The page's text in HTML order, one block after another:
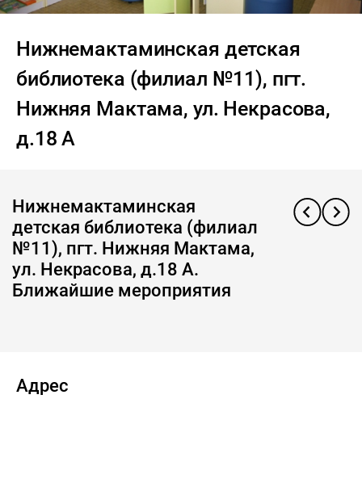
Нижнемактаминская детская
библиотека (филиал №11), пгт.
Нижняя Мактама, ул. Некрасова,
д.18 А
Нижнемактаминская
детская библиотека (филиал
№11), пгт. Нижняя Мактама,
ул. Некрасова, д.18 А.
Ближайшие мероприятия
Адрес